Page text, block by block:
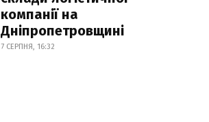
компанії на
Дніпропетровщині
7 СЕРПНЯ, 16:32